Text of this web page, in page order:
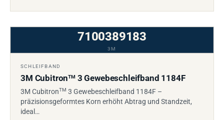
7100389183
3M
SCHLEIFBAND
3M CubitronTM3 Gewebeschleifband 1184F
3M CubitronTM 3 Gewebeschleifband 1184F –
präzisionsgeformtes Korn erhöht Abtrag und Standzeit,
ideal…